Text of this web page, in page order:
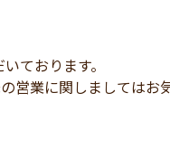
ております。
営業に関しましてはお